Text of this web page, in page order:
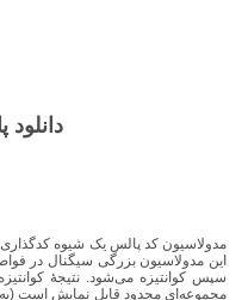
دانلود
مدولاسیون کد پالس یک شیوه
این مدولاسیون بزرگی سیگنال در
سپس کوانتیزه می‌شود. نتیجهٔ